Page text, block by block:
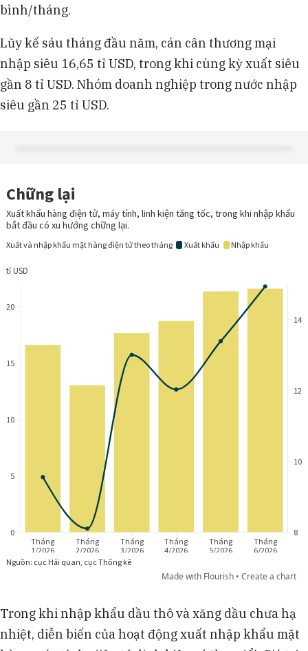
bình/tháng.
Lũy kế sáu tháng đầu năm, cán cân thương mại
nhập siêu 16,65 tỉ USD, trong khi cùng kỳ xuất siêu
gần 8 tỉ USD. Nhóm doanh nghiệp trong nước nhập
siêu gần 25 tỉ USD.
Trong khi nhập khẩu dầu thô và xăng dầu chưa hạ
nhiệt, diễn biến của hoạt động xuất nhập khẩu mặt